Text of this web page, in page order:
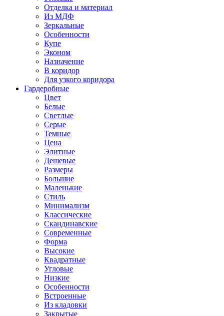
Отделка и материал
Из МДФ
Зеркальные
Особенности
Купе
Эконом
Назначение
В коридор
Для узкого коридора
Гардеробные
Цвет
Белые
Светлые
Серые
Темные
Цена
Элитные
Дешевые
Размеры
Большие
Маленькие
Стиль
Минимализм
Классические
Скандинавские
Современные
Форма
Высокие
Квадратные
Угловые
Низкие
Особенности
Встроенные
Из кладовки
Закрытые